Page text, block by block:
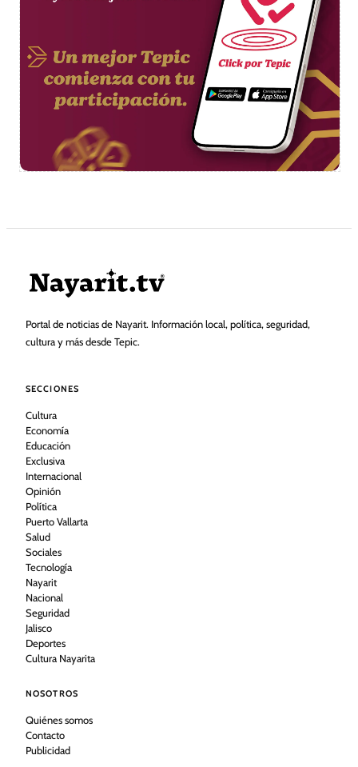
Portal de noticias de Nayarit. Información local, política, seguridad,
cultura y más desde Tepic.
SECCIONES
Cultura
Economía
Educación
Exclusiva
Internacional
Opinión
Política
Puerto Vallarta
Salud
Sociales
Tecnología
Nayarit
Nacional
Seguridad
Jalisco
Deportes
Cultura Nayarita
NOSOTROS
Quiénes somos
Contacto
Publicidad